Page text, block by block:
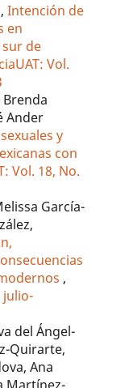
Intención de
en
de
Vol.
Brenda
Ander
y
con
Vol. 18, No.
García-
,
julio-
del Ángel-
Quirarte,
Ana
Martínez-